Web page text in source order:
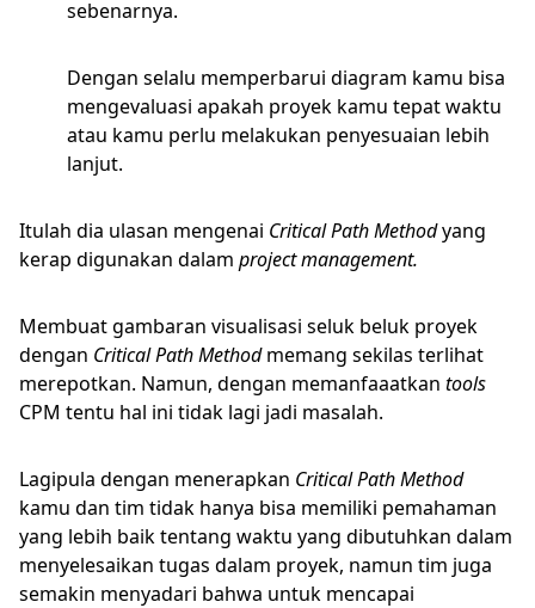
sebenarnya.
Dengan selalu memperbarui diagram kamu bisa
mengevaluasi apakah proyek kamu tepat waktu
atau kamu perlu melakukan penyesuaian lebih
lanjut.
Itulah dia ulasan mengenai Critical Path Methodyang
kerap digunakan dalam project management.
Membuat gambaran visualisasi seluk beluk proyek
dengan Critical Path Methodmemang sekilas terlihat
merepotkan. Namun, dengan memanfaaatkan tools
CPM tentu hal ini tidak lagi jadi masalah.
Lagipula dengan menerapkan Critical Path Method
kamu dan tim tidak hanya bisa memiliki pemahaman
yang lebih baik tentang waktu yang dibutuhkan dalam
menyelesaikan tugas dalam proyek, namun tim juga
semakin menyadari bahwa untuk mencapai